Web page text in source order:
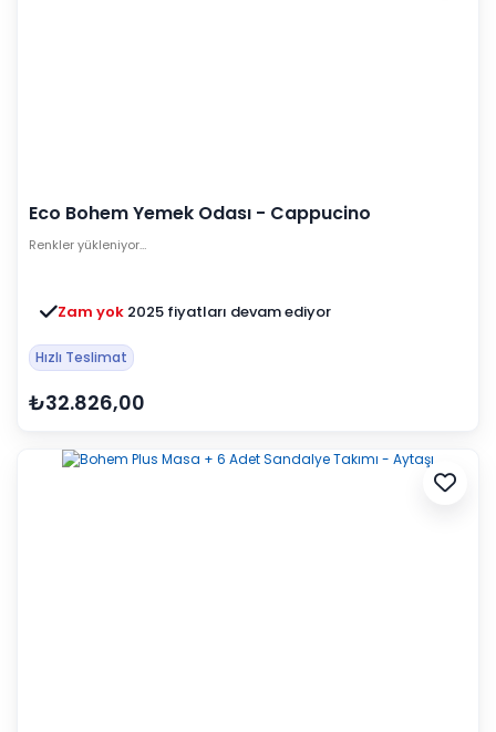
Eco Bohem Yemek Odası - Cappucino
Renkler yükleniyor…
Zam yok 2025 fiyatları devam ediyor
Hızlı Teslimat
₺32.826,00